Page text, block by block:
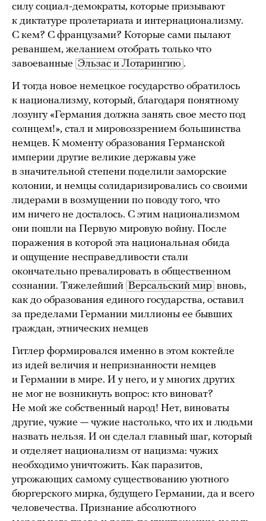
силу социал-демократы, которые призывают
к диктатуре пролетариата и интернационализму.
С кем? С французами? Которые сами пылают
реваншем, желанием отобрать только что
завоеванные Эльзас и Лотарингию .
И тогда новое немецкое государство обратилось
к национализму, который, благодаря понятному
лозунгу «Германия должна занять свое место под
солнцем!», стал и мировоззрением большинства
немцев. К моменту образования Германской
империи другие великие державы уже
в значительной степени поделили заморские
колонии, и немцы солидаризировались со своими
лидерами в возмущении по поводу того, что
им ничего не досталось. С этим национализмом
они пошли на Первую мировую войну. После
поражения в которой эта национальная обида
и ощущение несправедливости стали
окончательно превалировать в общественном
сознании. Тяжелейший Версальский мир вновь,
как до образования единого государства, оставил
за пределами Германии миллионы ее бывших
граждан, этнических немцев
Гитлер формировался именно в этом коктейле
из идей величия и непризнанности немцев
и Германии в мире. И у него, и у многих других
не мог не возникнуть вопрос: кто виноват?
Не мой же собственный народ! Нет, виноваты
другие, чужие — чужие настолько, что их и людьми
назвать нельзя. И он сделал главный шаг, который
и отделяет национализм от нацизма: чужих
необходимо уничтожить. Как паразитов,
угрожающих самому существованию уютного
бюргерского мирка, будущего Германии, да и всего
человечества. Признание абсолютного